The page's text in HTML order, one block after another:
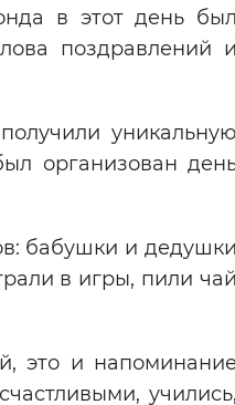
в этот день был
поздравлений и
уникальную
организован
бабушки и дедушки
в игры, пили чай
это и напоминание
учились,